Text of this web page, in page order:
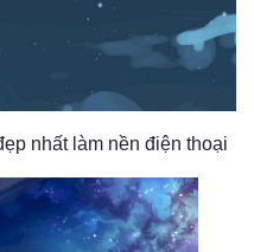
nhất làm nền điện thoại